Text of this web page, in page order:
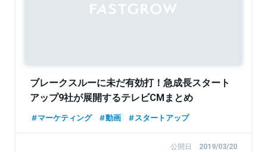
ブレークスルーに未だ有効打！急成長スタート
アップ9社が展開するテレビCMまとめ
マーケティング 動画 スタートアップ
公開日 2019/03/20